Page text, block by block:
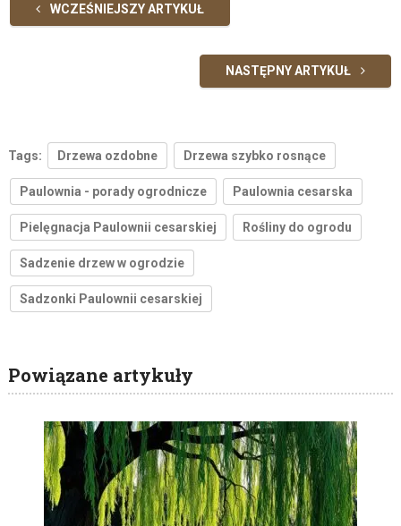
WCZEŚNIEJSZY ARTYKUŁ
NASTĘPNY ARTYKUŁ
Tags: Drzewa ozdobne Drzewa szybko rosnące
Paulownia - porady ogrodnicze Paulownia cesarska
Pielęgnacja Paulownii cesarskiej Rośliny do ogrodu
Sadzenie drzew w ogrodzie
Sadzonki Paulownii cesarskiej
Powiązane artykuły